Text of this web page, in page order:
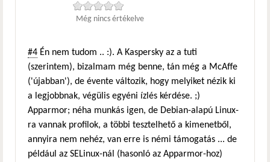
Még nincs értékelve
#4 Én nem tudom .. :). A Kaspersky az a tuti
(szerintem), bizalmam még benne, tán még a McAffe
('újabban'), de évente változik, hogy melyiket nézik ki
a legjobbnak, végülis egyéni ízlés kérdése. ;)
Apparmor; néha munkás igen, de Debian-alapú Linux-
ra vannak profilok, a többi tesztelhető a kimenetből,
annyira nem nehéz, van erre is némi támogatás ... de
például az SELinux-nál (hasonló az Apparmor-hoz)